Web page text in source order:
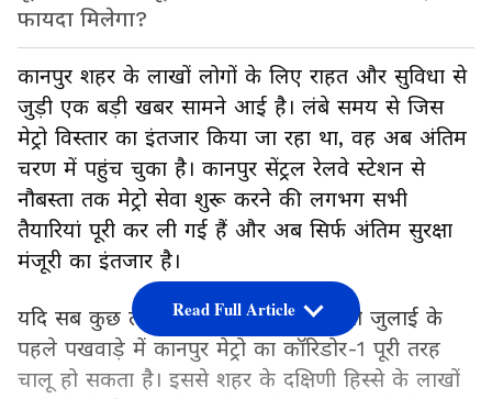
फायदा मिलेगा?
कानपुर शहर के लाखों लोगों के लिए राहत और सुविधा से
जुड़ी एक बड़ी खबर सामने आई है। लंबे समय से जिस
मेट्रो विस्तार का इंतजार किया जा रहा था, वह अब अंतिम
चरण में पहुंच चुका है। कानपुर सेंट्रल रेलवे स्टेशन से
नौबस्ता तक मेट्रो सेवा शुरू करने की लगभग सभी
तैयारियां पूरी कर ली गई हैं और अब सिर्फ अंतिम सुरक्षा
मंजूरी का इंतजार है।
यदि सब कुछ तय योजना के अनुसार रहा तो जुलाई के
पहले पखवाड़े में कानपुर मेट्रो का कॉरिडोर-1 पूरी तरह
चालू हो सकता है। इससे शहर के दक्षिणी हिस्से के लाखों
Read Full Article